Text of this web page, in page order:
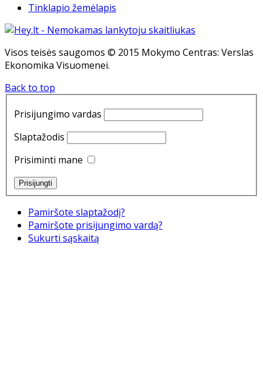
Tinklapio žemėlapis
Visos teisės saugomos © 2015 Mokymo Centras: Verslas
Ekonomika Visuomenei.
Back to top
Prisijungimo vardas
Slaptažodis
Prisiminti mane
Pamiršote slaptažodį?
Pamiršote prisijungimo vardą?
Sukurti sąskaitą